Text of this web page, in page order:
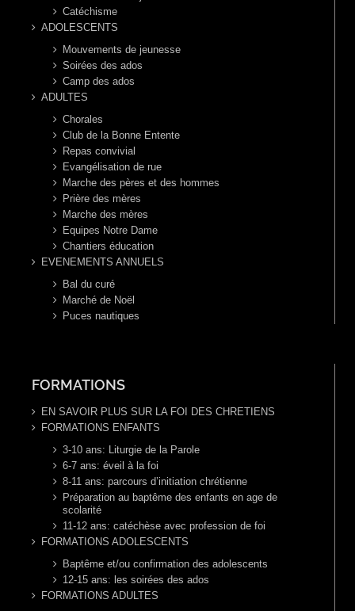
Catéchisme
ADOLESCENTS
Mouvements de jeunesse
Soirées des ados
Camp des ados
ADULTES
Chorales
Club de la Bonne Entente
Repas convivial
Evangélisation de rue
Marche des pères et des hommes
Prière des mères
Marche des mères
Equipes Notre Dame
Chantiers éducation
EVENEMENTS ANNUELS
Bal du curé
Marché de Noël
Puces nautiques
FORMATIONS
EN SAVOIR PLUS SUR LA FOI DES CHRETIENS
FORMATIONS ENFANTS
3-10 ans: Liturgie de la Parole
6-7 ans: éveil à la foi
8-11 ans: parcours d’initiation chrétienne
Préparation au baptême des enfants en age de
scolarité
11-12 ans: catéchèse avec profession de foi
FORMATIONS ADOLESCENTS
Baptême et/ou confirmation des adolescents
12-15 ans: les soirées des ados
FORMATIONS ADULTES